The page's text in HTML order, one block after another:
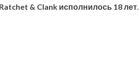
& Clank исполнилось 18 лет.